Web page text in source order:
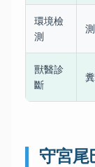
環境檢
測
獸醫診
斷
守宮尾